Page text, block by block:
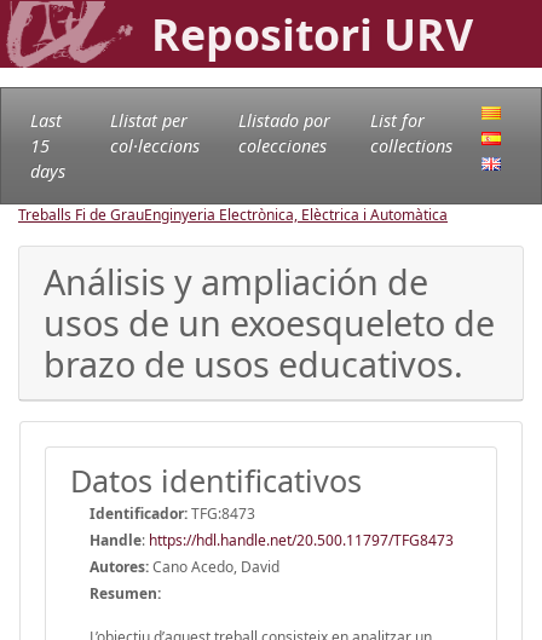
Repositori URV
Last
15
days
Llistat per
col·leccions
Llistado por
colecciones
List for
collections
Treballs Fi de GrauEnginyeria Electrònica, Elèctrica i Automàtica
Análisis y ampliación de
usos de un exoesqueleto de
brazo de usos educativos.
Datos identificativos
Identificador:TFG:8473
Handle: https://hdl.handle.net/20.500.11797/TFG8473
Autores:Cano Acedo, David
Resumen: